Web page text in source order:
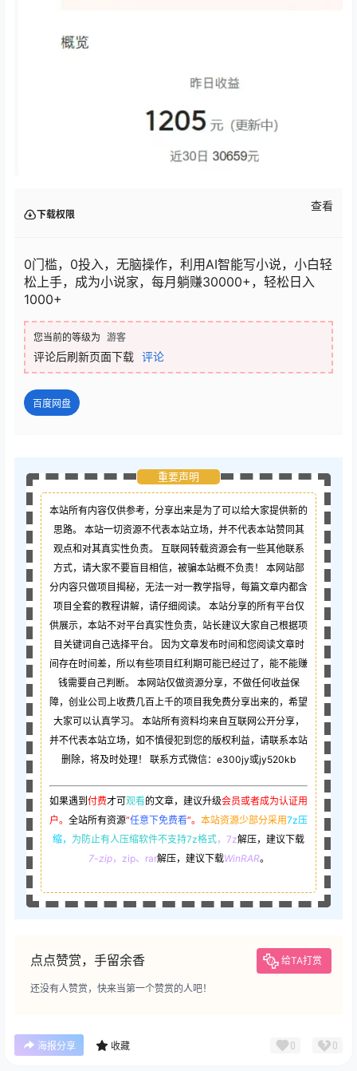
下载权限
查看
0门槛，0投入，无脑操作，利用AI智能写小说，小白轻
松上手，成为小说家，每月躺赚30000+，轻松日入
1000+
您当前的等级为 游客
评论后刷新页面下载 评论
百度网盘
重要声明
本站所有内容仅供参考，分享出来是为了可以给大家提供新的
思路。 本站一切资源不代表本站立场，并不代表本站赞同其
观点和对其真实性负责。 互联网转载资源会有一些其他联系
方式，请大家不要盲目相信，被骗本站概不负责！ 本网站部
分内容只做项目揭秘，无法一对一教学指导，每篇文章内都含
项目全套的教程讲解，请仔细阅读。 本站分享的所有平台仅
供展示，本站不对平台真实性负责，站长建议大家自己根据项
目关键词自己选择平台。 因为文章发布时间和您阅读文章时
间存在时间差，所以有些项目红利期可能已经过了，能不能赚
钱需要自己判断。 本网站仅做资源分享，不做任何收益保
障，创业公司上收费几百上千的项目我免费分享出来的，希望
大家可以认真学习。 本站所有资料均来自互联网公开分享，
并不代表本站立场，如不慎侵犯到您的版权利益，请联系本站
删除，将及时处理！ 联系方式微信：e300jy或jy520kb
如果遇到 付费才可观看的文章，建议升级会员或者成为认证用
户。 全站所有资源“任意下免费看”。 本站资源少部分采用7z压
缩， 为防止有人压缩软件不支持7z格式，7z解压，建议下载
7-zip，zip、rar解压，建议下载WinRAR。
点点赞赏，手留余香 给TA打赏
还没有人赞赏，快来当第一个赞赏的人吧！
海报分享 收藏 0 0